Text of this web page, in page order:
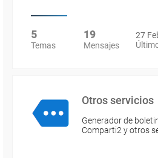
5
Temas
19
Mensajes
27
Otros servicios
Generador de
Comparti2 y otros